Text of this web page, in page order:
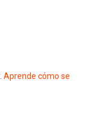
Aprende cómo se